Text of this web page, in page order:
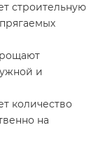
строительную
и
количество
на